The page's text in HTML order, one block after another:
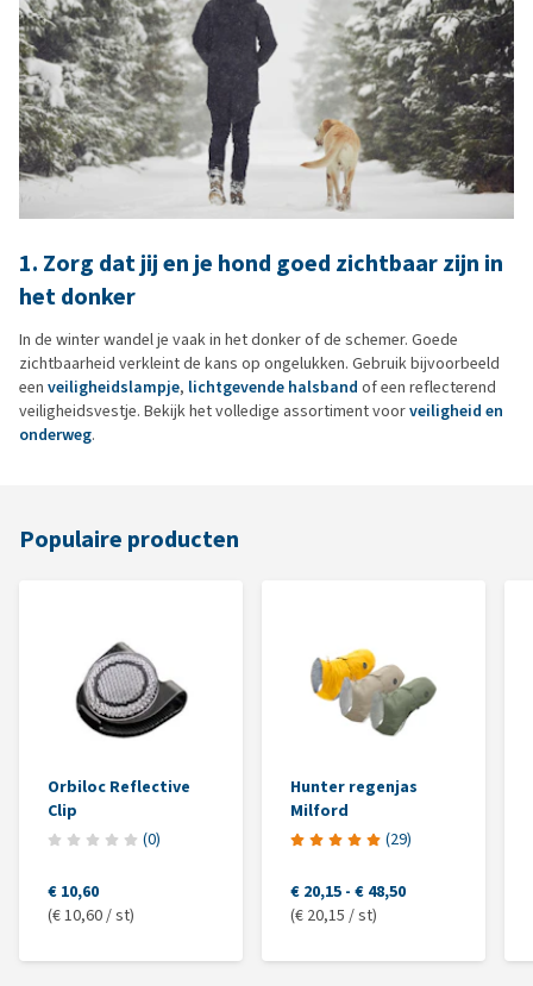
1. Zorg dat jij en je hond goed zichtbaar zijn in
het donker
In de winter wandel je vaak in het donker of de schemer. Goede
zichtbaarheid verkleint de kans op ongelukken. Gebruik bijvoorbeeld
een veiligheidslampje, lichtgevende halsband of een reflecterend
veiligheidsvestje. Bekijk het volledige assortiment voorveiligheid en
onderweg.
Populaire producten
Orbiloc Reflective
Clip
(0)
€ 10,60
(€ 10,60 / st)
Hunter regenjas
Milford
(29)
€ 20,15 - € 48,50
(€ 20,15 / st)